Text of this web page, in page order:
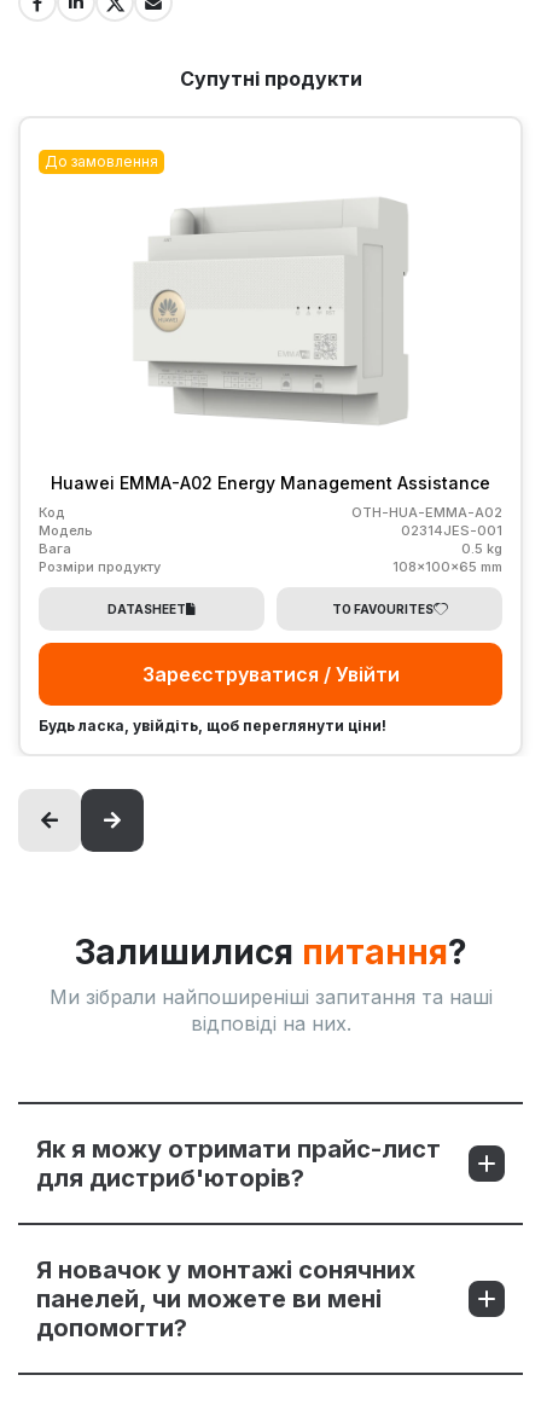
Супутні продукти
До замовлення
Huawei EMMA-A02 Energy Management Assistance
Код
OTH-HUA-EMMA-A02
Модель
02314JES-001
Вага
0.5 kg
Розміри продукту
108x100x65 mm
DATASHEET TO FAVOURITES
Зареєструватися / Увійти
Будь ласка, увійдіть, щоб переглянути ціни!
Залишилися питання?
Ми зібрали найпоширеніші запитання та наші
відповіді на них.
Як я можу отримати прайс-лист
для дистриб'юторів?
Я новачок у монтажі сонячних
панелей, чи можете ви мені
допомогти?